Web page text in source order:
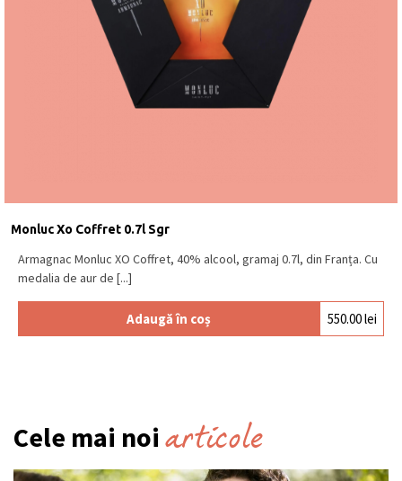
Monluc Xo Coffret 0.7l Sgr
Armagnac Monluc XO Coffret, 40% alcool, gramaj 0.7l, din Franța. Cu
medalia de aur de [...]
Adaugă în coș 550.00lei
Cele mai noi articole